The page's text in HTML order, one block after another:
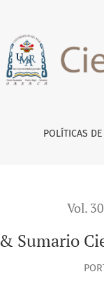
POLÍTICAS
Vol.
Sumario